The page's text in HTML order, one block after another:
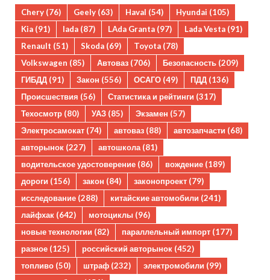
Chery (76) Geely (63) Haval (54) Hyundai (105)
Kia (91) lada (87) LAda Granta (97) Lada Vesta (91)
Renault (51) Skoda (69) Toyota (78)
Volkswagen (85) Автоваз (706) Безопасность (209)
ГИБДД (91) Закон (556) ОСАГО (49) ПДД (136)
Происшествия (56) Статистика и рейтинги (317)
Техосмотр (80) УАЗ (85) Экзамен (57)
Электросамокат (74) автоваз (88) автозапчасти (68)
авторынок (227) автошкола(81)
водительское удостоверение (86) вождение (189)
дороги (156) закон (84) законопроект (79)
исследование (288) китайские автомобили (241)
лайфхак (642) мотоциклы (96)
новые технологии (82) параллельный импорт (177)
разное (125) российский авторынок (452)
топливо (50) штраф (232) электромобили (99)